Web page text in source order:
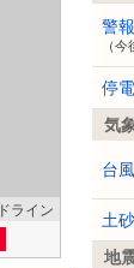
ライン
警
（今
停
気
台風
土
地